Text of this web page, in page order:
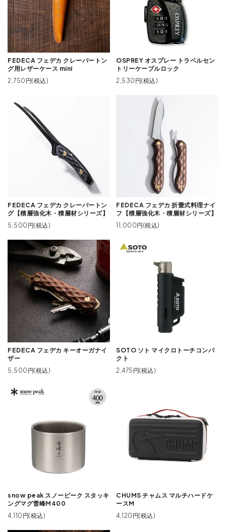
FEDECA フェデカ クレーバートン
グ用レザーケース mini
2,750円(税込)
OSPREY オスプレー トラベルセン
トリーケーブルロック
2,530円(税込)
FEDECA フェデカ クレーバートン
グ【積層強化木・積層材シリーズ】
5,500円(税込)
FEDECA フェデカ 折畳式料理ナイ
フ【積層強化木・積層材シリーズ】
11,000円(税込)
FEDECA フェデカ キーオーガナイ
ザー
5,500円(税込)
SOTO ソト マイクロトーチコンパ
クト
2,475円(税込)
snow peak スノーピーク スタッキ
ングマグ雪峰M400
4,110円(税込)
CHUMS チャムス マルチハードケ
ースM
4,120円(税込)